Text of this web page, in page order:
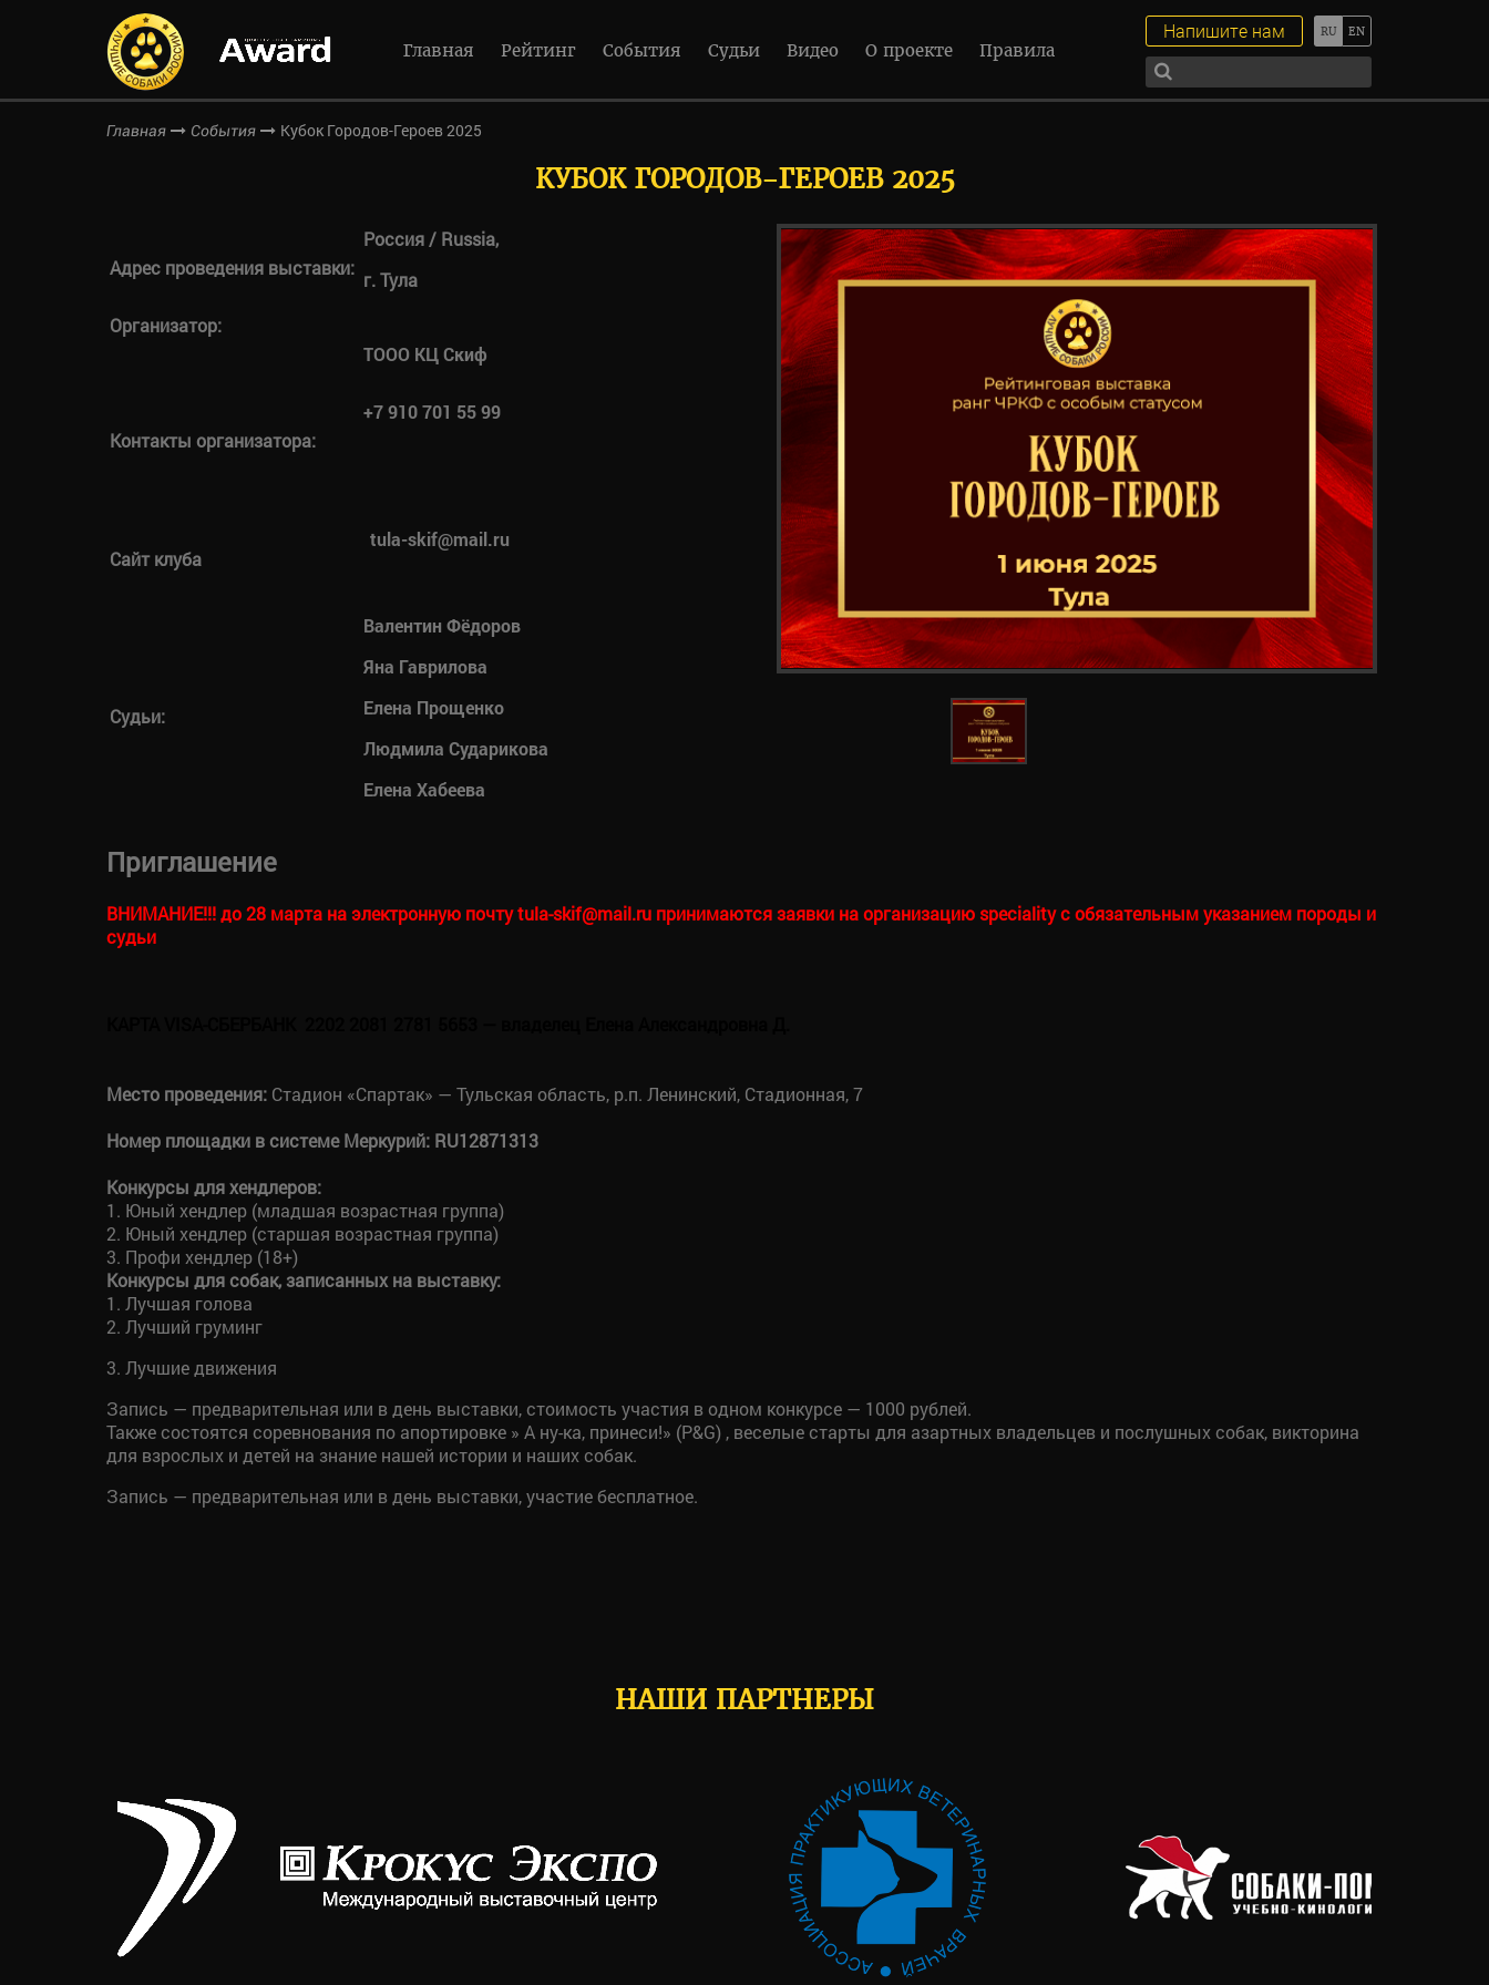
Главная Рейтинг События Судьи Видео О проекте Правила
Напишите нам
Главная События Кубок Городов-Героев 2025
КУБОК ГОРОДОВ-ГЕРОЕВ 2025
Адрес проведения выставки:
Россия / Russia,
г. Тула
Организатор:
ТООО КЦ Скиф
Контакты организатора:
+7 910 701 55 99
Сайт клуба
tula-skif@mail.ru
Судьи:
Валентин Фёдоров
Яна Гаврилова
Елена Прощенко
Людмила Сударикова
Елена Хабеева
Приглашение
ВНИМАНИЕ!!! до 28 марта на электронную почту tula-skif@mail.ru принимаются заявки на организацию speciality с обязательным указанием породы и
судьи
Место проведения: Стадион «Спартак» — Тульская область, р.п. Ленинский, Стадионная, 7
Номер площадки в системе Меркурий: RU12871313
Конкурсы для хендлеров:
1. Юный хендлер (младшая возрастная группа)
2. Юный хендлер (старшая возрастная группа)
3. Профи хендлер (18+)
Конкурсы для собак, записанных на выставку:
1. Лучшая голова
2. Лучший груминг
3. Лучшие движения
Запись — предварительная или в день выставки, стоимость участия в одном конкурсе — 1000 рублей.
Также состоятся соревнования по апортировке » А ну-ка, принеси!» (P&G) , веселые старты для азартных владельцев и послушных собак, викторина
для взрослых и детей на знание нашей истории и наших собак.
Запись — предварительная или в день выставки, участие бесплатное.
НАШИ ПАРТНЕРЫ